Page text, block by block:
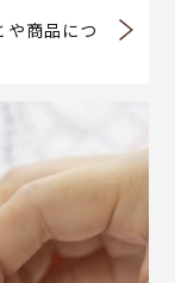
や商品につ